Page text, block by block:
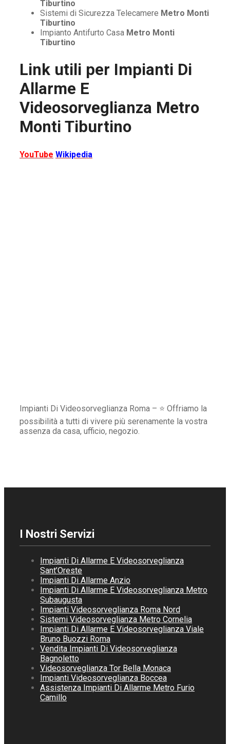
Tiburtino
Sistemi di Sicurezza Telecamere Metro Monti
Tiburtino
Impianto Antifurto Casa Metro Monti
Tiburtino
Link utili per Impianti Di
Allarme E
Videosorveglianza Metro
Monti Tiburtino
YouTube Wikipedia
Impianti Di Videosorveglianza Roma – ⭐ Offriamo la
possibilità a tutti di vivere più serenamente la vostra
assenza da casa, ufficio, negozio.
I Nostri Servizi
Impianti Di Allarme E Videosorveglianza
Sant’Oreste
Impianti Di Allarme Anzio
Impianti Di Allarme E Videosorveglianza Metro
Subaugusta
Impianti Videosorveglianza Roma Nord
Sistemi Videosorveglianza Metro Cornelia
Impianti Di Allarme E Videosorveglianza Viale
Bruno Buozzi Roma
Vendita Impianti Di Videosorveglianza
Bagnoletto
Videosorveglianza Tor Bella Monaca
Impianti Videosorveglianza Boccea
Assistenza Impianti Di Allarme Metro Furio
Camillo